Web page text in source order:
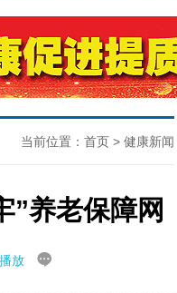
当前位置： 首页 > 健康新闻
”养老保障网
播放 